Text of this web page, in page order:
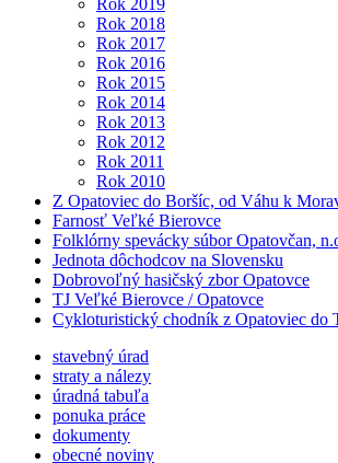
Rok 2019
Rok 2018
Rok 2017
Rok 2016
Rok 2015
Rok 2014
Rok 2013
Rok 2012
Rok 2011
Rok 2010
Z Opatoviec do Boršíc, od Váhu k
Farnosť Veľké Bierovce
Folklórny spevácky súbor Opatovčan,
Jednota dôchodcov na Slovensku
Dobrovoľný hasičský zbor Opatovce
TJ Veľké Bierovce / Opatovce
Cykloturistický chodník z Opatoviec do
stavebný úrad
straty a nálezy
úradná tabuľa
ponuka práce
dokumenty
obecné noviny